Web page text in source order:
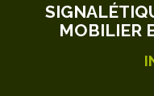
MOBILIER